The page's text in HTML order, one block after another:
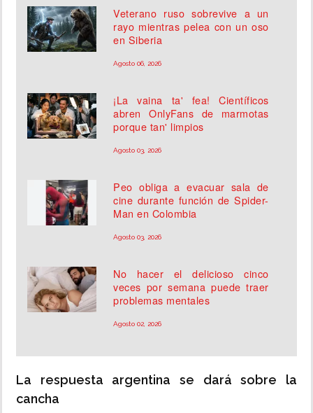
Veterano ruso sobrevive a un
rayo mientras pelea con un oso
en Siberia
Agosto 06, 2026
¡La vaina ta' fea! Científicos
abren OnlyFans de marmotas
porque tan' limpios
Agosto 03, 2026
Peo obliga a evacuar sala de
cine durante función de Spider-
Man en Colombia
Agosto 03, 2026
No hacer el delicioso cinco
veces por semana puede traer
problemas mentales
Agosto 02, 2026
La respuesta argentina se dará sobre la
cancha